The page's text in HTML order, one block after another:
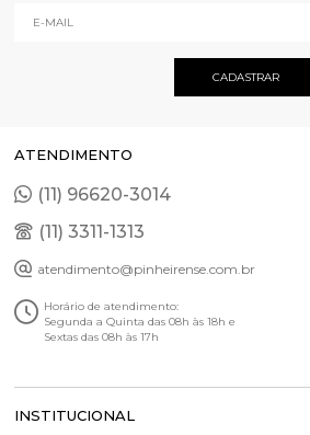
ATENDIMENTO
(11) 96620-3014
(11) 3311-1313
atendimento@pinheirense.com.br
Horário de atendimento:
Segunda a Quinta das 08h às 18h e
Sextas das 08h às 17h
INSTITUCIONAL